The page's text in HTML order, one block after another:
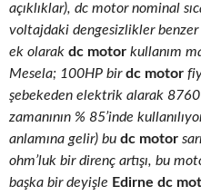
açıklıklar), dc motor nominal
voltajdaki dengesizlikler
ek olarak dc motor kullanım
Mesela; 100HP birdc motor
şebekeden elektrik alarak
zamanının % 85’inde
anlamına gelir) bu dc motor
ohm’luk bir direnç artışı, bu
başka bir deyişle Edirne dc